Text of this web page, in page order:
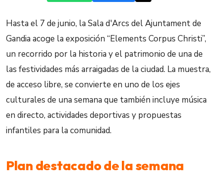
Hasta el 7 de junio, la Sala d'Arcs del Ajuntament de
Gandia acoge la exposición “Elements Corpus Christi”,
un recorrido por la historia y el patrimonio de una de
las festividades más arraigadas de la ciudad. La muestra,
de acceso libre, se convierte en uno de los ejes
culturales de una semana que también incluye música
en directo, actividades deportivas y propuestas
infantiles para la comunidad.
Plan destacado de la semana